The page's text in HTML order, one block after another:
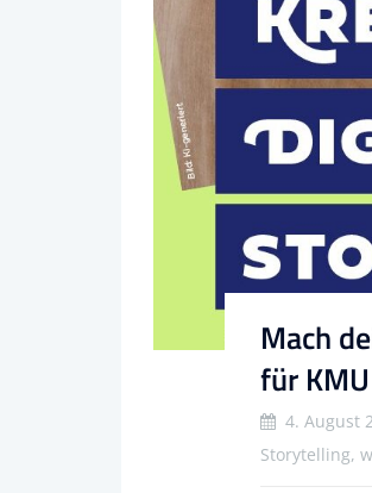
Mach
für
4. August
Storytelling,